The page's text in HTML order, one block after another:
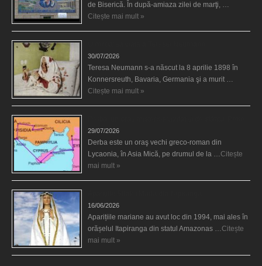
de Biserică. În după-amiaza zilei de marţi, …
Citește mai mult »
30/07/2026
Teresa Neumann s-a născut la 8 aprilie 1898 în
Konnersreuth, Bavaria, Germania şi a murit …
Citește mai mult »
29/07/2026
Derba este un oraş vechi greco-roman din
Lycaonia, în Asia Mică, pe drumul de la …Citește
mai mult »
16/06/2026
Aparițiile mariane au avut loc din 1994, mai ales în
orășelul Itapiranga din statul Amazonas …Citește
mai mult »